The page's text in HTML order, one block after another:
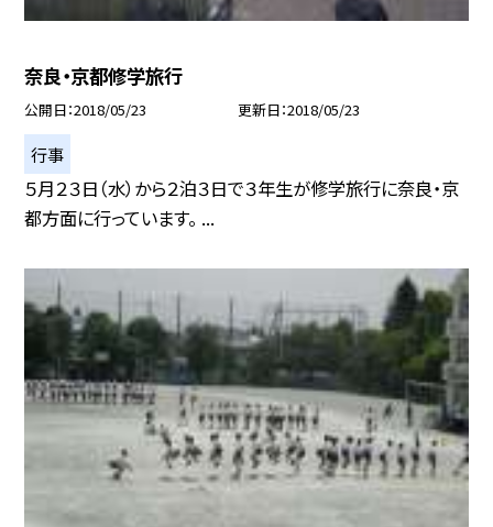
奈良・京都修学旅行
公開日 2018/05/23 更新日 2018/05/23
行事
５月２３日（水）から２泊３日で３年生が修学旅行に奈良・京
都方面に行っています。 ...